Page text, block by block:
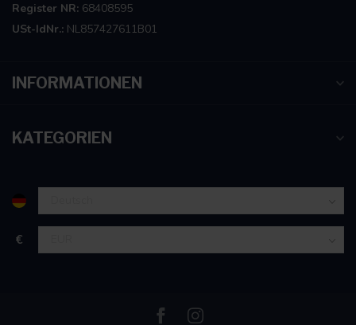
Register NR: 68408595
USt-IdNr.: NL857427611B01
INFORMATIONEN
KATEGORIEN
€